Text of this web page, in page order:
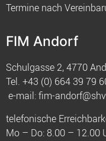
Termine nach
FIM Andorf
Schulgasse 2, 4770
Tel. +43 (0) 664 39 79
e-mail:fim-
telefonische
Mo – Do: 8.00 – 12.00